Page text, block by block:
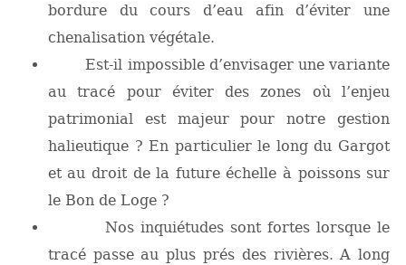
bordure du cours d’eau afin d’éviter une
chenalisation végétale.
Est-il impossible d’envisager une variante
au tracé pour éviter des zones où l’enjeu
patrimonial est majeur pour notre gestion
halieutique ? En particulier le long du Gargot
et au droit de la future échelle à poissons sur
le Bon de Loge ?
Nos inquiétudes sont fortes lorsque le
tracé passe au plus prés des rivières. A long